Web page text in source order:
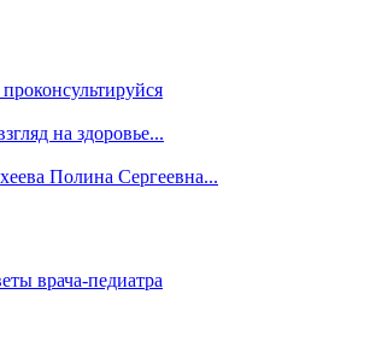
на здоровье...
Полина Сергеевна...
врача-педиатра